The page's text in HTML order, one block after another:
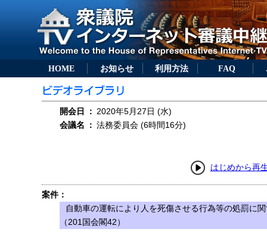
HOME お知らせ 利用方法 FAQ
開会日 ： 2020年5月27日 (水)
会議名
： 法務委員会 (6時間16分)
はじめから再
案件：
自動車の運転により人を死傷させる行為等の処罰に
（201国会閣42）